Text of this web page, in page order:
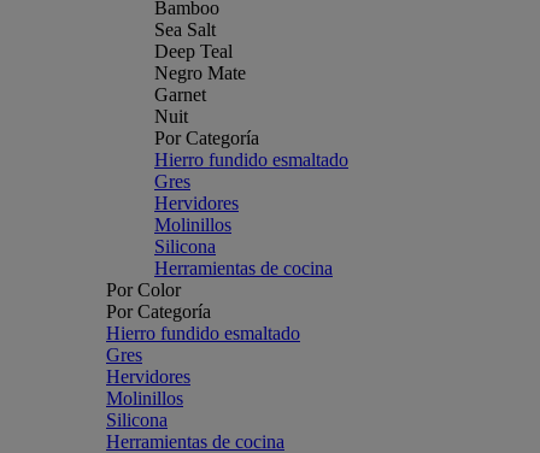
Bamboo
Sea Salt
Deep Teal
Negro Mate
Garnet
Nuit
Por Categoría
Hierro fundido esmaltado
Gres
Hervidores
Molinillos
Silicona
Herramientas de cocina
Por Color
Por Categoría
Hierro fundido esmaltado
Gres
Hervidores
Molinillos
Silicona
Herramientas de cocina